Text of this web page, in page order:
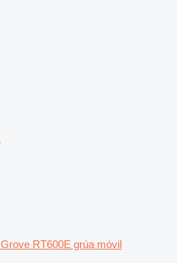
Grove RT600E grúa móvil